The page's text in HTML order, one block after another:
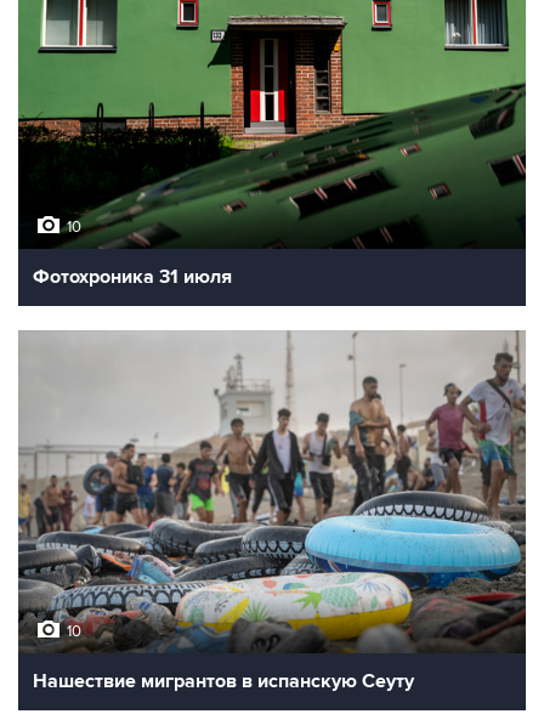
10
Фотохроника 31 июля
10
Нашествие мигрантов в испанскую Сеуту